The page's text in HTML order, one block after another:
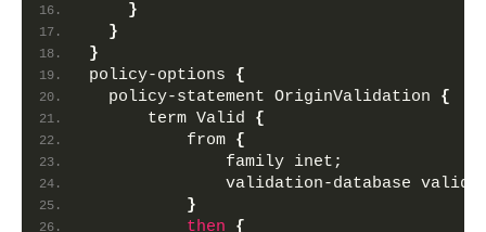
}
}
}
policy-options {
  policy-statement OriginValidation
{
      term Valid
{
          from
{
              family inet;
              validation-database valid;
}
then
{